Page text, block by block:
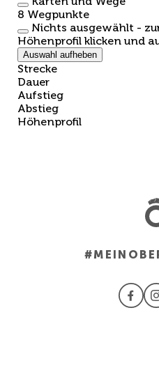
8 Wegpunkte
Nichts ausgewählt -
Höhenprofil klicken und
Auswahl aufheben
Strecke
Dauer
Aufstieg
Abstieg
Höhenprofil